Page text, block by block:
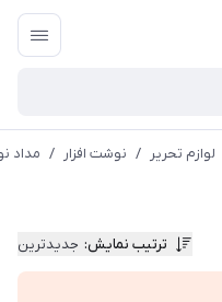
لوازم تحریر / نوشت افزار / مداد
ترتیب نمایش: جدیدترین